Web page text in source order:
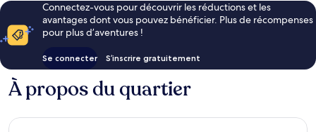
Connectez-vous pour découvrir les réductions et les
avantages dont vous pouvez bénéficier. Plus de récompenses
pour plus d’aventures !
Se connecter S’inscrire gratuitement
À propos du quartier